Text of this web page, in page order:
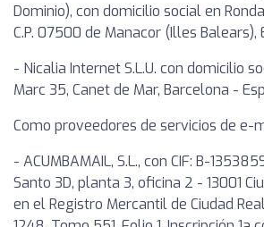
Dominio), con domicilio social en
C.P. 07500 de Manacor (Illes Balears),
- Nicalia Internet S.L.U. con domicilio
Marc 35, Canet de Mar, Barcelona -
Como proveedores de servicios de e-
- ACUMBAMAIL, S.L., con CIF: B-
Santo 3D, planta 3, oficina 2 - 13001
en el Registro Mercantil de Ciudad